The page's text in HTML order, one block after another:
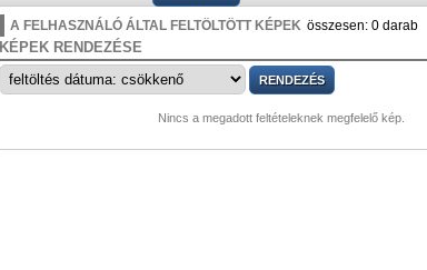
A FELHASZNÁLÓ ÁLTAL FELTÖLTÖTT KÉPEK összesen: 0 darab
KÉPEK RENDEZÉSE
Nincs a megadott feltételeknek megfelelő kép.